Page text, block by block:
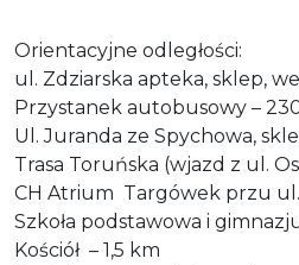
Orientacyjne odległości:
ul. Zdziarska apteka, sklep,
Przystanek autobusowy –
Ul. Juranda ze Spychowa,
Trasa Toruńska (wjazd z ul.
CH Atrium Targówek przu ul.
Szkoła podstawowa i
Kościół – 1,5 km